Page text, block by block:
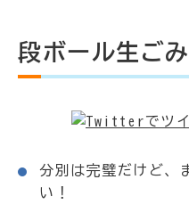
段ボール生ご
分別は完璧だけど、
い！